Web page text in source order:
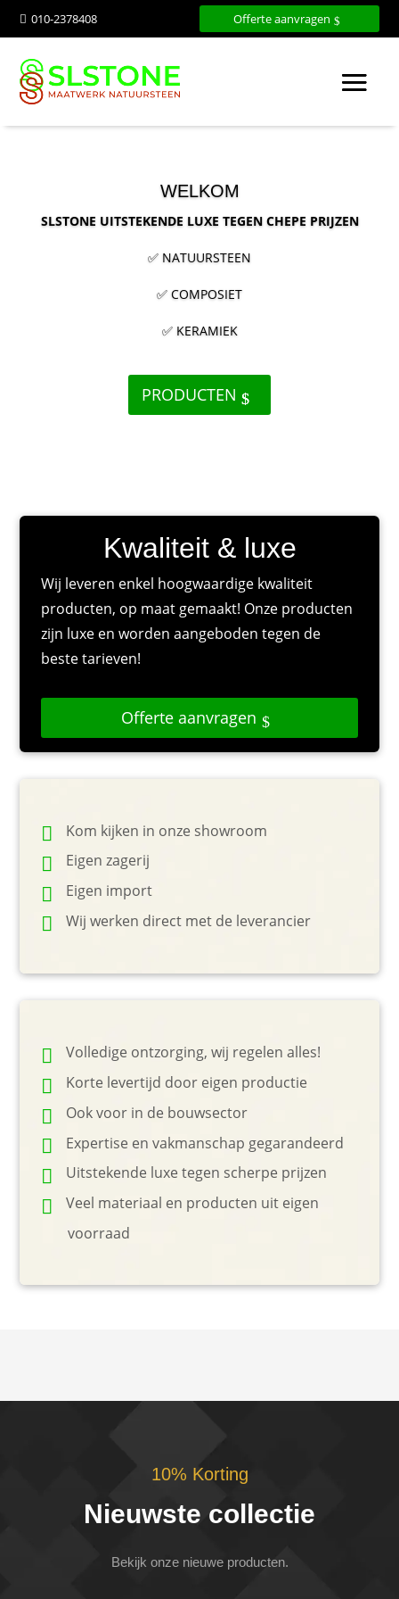
 010-2378408 Offerte aanvragen
WELKOM
SLSTONE UITSTEKENDE LUXE TEGEN CHEPE PRIJZEN
✅ NATUURSTEEN
✅ COMPOSIET
✅ KERAMIEK
PRODUCTEN
Kwaliteit & luxe
Wij leveren enkel hoogwaardige kwaliteit
producten, op maat gemaakt! Onze producten
zijn luxe en worden aangeboden tegen de
beste tarieven!
Offerte aanvragen
Kom kijken in onze showroom
Eigen zagerij
Eigen import
Wij werken direct met de leverancier
Volledige ontzorging, wij regelen alles!
Korte levertijd door eigen productie
Ook voor in de bouwsector
Expertise en vakmanschap gegarandeerd
Uitstekende luxe tegen scherpe prijzen
Veel materiaal en producten uit eigen
voorraad
10% Korting
Nieuwste collectie
Bekijk onze nieuwe producten.